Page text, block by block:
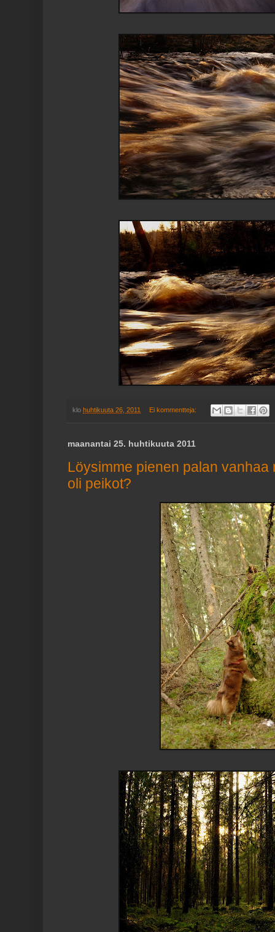
klo huhtikuuta 26, 2011 Ei kommentteja:
maanantai 25. huhtikuuta 2011
Löysimme pienen palan vanhaa
oli peikot?